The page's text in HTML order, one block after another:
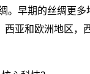
早期的丝绸更多
亚和欧洲地区，